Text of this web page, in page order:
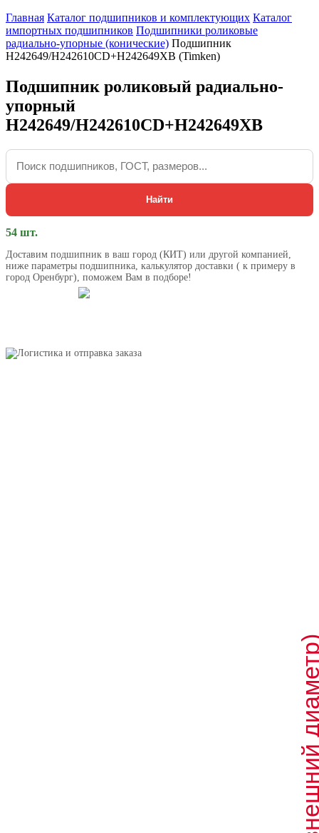
Главная Каталог подшипников и комплектующих Каталог
импортных подшипников Подшипники роликовые
радиально-упорные (конические) Подшипник
H242649/H242610CD+H242649XB (Timken)
Подшипник роликовый радиально-
упорный
H242649/H242610CD+H242649XB
Найти
54 шт.
Доставим подшипник в ваш город (КИТ) или другой компанией,
ниже параметры подшипника, калькулятор доставки ( к примеру в
город Оренбург), поможем Вам в подборе!